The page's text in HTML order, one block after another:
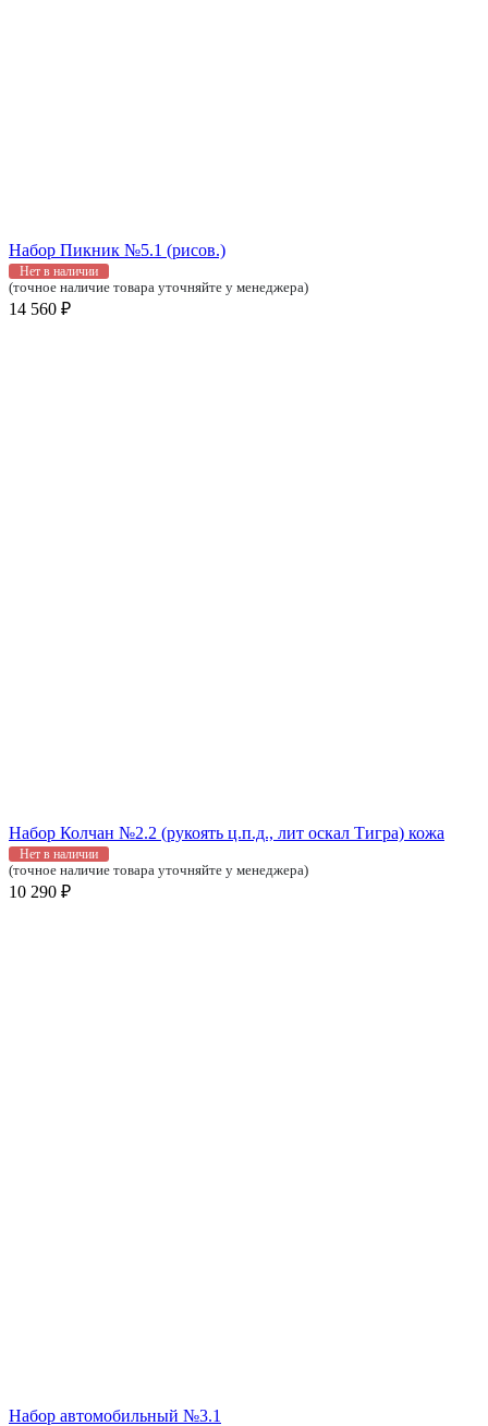
Набор Пикник №5.1 (рисов.)
Нет в наличии
(точное наличие товара уточняйте у менеджера)
14 560 ₽
Набор Колчан №2.2 (рукоять ц.п.д., лит оскал Тигра) кожа
Нет в наличии
(точное наличие товара уточняйте у менеджера)
10 290 ₽
Набор автомобильный №3.1